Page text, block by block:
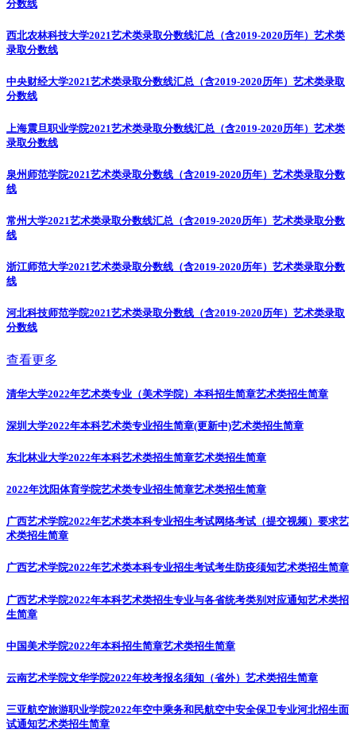
分数线
西北农林科技大学2021艺术类录取分数线汇总（含2019-2020历年） 艺术类
录取分数线
中央财经大学2021艺术类录取分数线汇总（含2019-2020历年） 艺术类录取
分数线
上海震旦职业学院2021艺术类录取分数线汇总（含2019-2020历年） 艺术类
录取分数线
泉州师范学院2021艺术类录取分数线（含2019-2020历年） 艺术类录取分数
线
常州大学2021艺术类录取分数线汇总（含2019-2020历年） 艺术类录取分数
线
浙江师范大学2021艺术类录取分数线（含2019-2020历年） 艺术类录取分数
线
河北科技师范学院2021艺术类录取分数线（含2019-2020历年） 艺术类录取
分数线
查看更多
清华大学2022年艺术类专业（美术学院）本科招生简章艺术类招生简章
深圳大学2022年本科艺术类专业招生简章(更新中)艺术类招生简章
东北林业大学2022年本科艺术类招生简章艺术类招生简章
2022年沈阳体育学院艺术类专业招生简章艺术类招生简章
广西艺术学院2022年艺术类本科专业招生考试网络考试（提交视频）要求艺
术类招生简章
广西艺术学院2022年艺术类本科专业招生考试考生防疫须知艺术类招生简章
广西艺术学院2022年本科艺术类招生专业与各省统考类别对应通知艺术类招
生简章
中国美术学院2022年本科招生简章艺术类招生简章
云南艺术学院文华学院2022年校考报名须知（省外） 艺术类招生简章
三亚航空旅游职业学院2022年空中乘务和民航空中安全保卫专业河北招生面
试通知艺术类招生简章